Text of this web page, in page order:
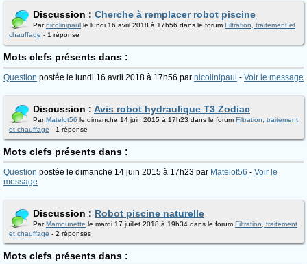
Discussion : Cherche à remplacer robot piscine
Parnicolinipaul le lundi 16 avril 2018 à 17h56 dans le forum Filtration, traitement et
chauffage - 1 réponse
Mots clefs présents dans :
Question postée le lundi 16 avril 2018 à 17h56 par nicolinipaul - Voir le message
Discussion : Avis robot hydraulique T3 Zodiac
ParMatelot56 le dimanche 14 juin 2015 à 17h23 dans le forum Filtration, traitement
et chauffage - 1 réponse
Mots clefs présents dans :
Question postée le dimanche 14 juin 2015 à 17h23 par Matelot56 - Voir le
message
Discussion : Robot piscine naturelle
ParMamounette le mardi 17 juillet 2018 à 19h34 dans le forum Filtration, traitement
et chauffage - 2 réponses
Mots clefs présents dans :